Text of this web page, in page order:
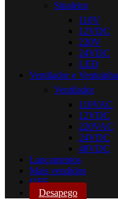
Sinaleiro
110V
12VDC
220V
24VDC
LED
Ventilador e Ventuinha
Ventilador
110VAC
12VDC
220VAC
24VDC
48VDC
Lançamentos
Mais vendidos
OFF
Desapego